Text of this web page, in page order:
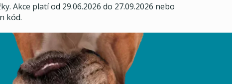
Akce platí od 29.06.2026 do 27.09.2026 nebo
kód.